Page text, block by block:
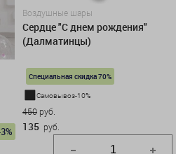
Воздушные шары
Сердце "С днем рождения"
(Далматинцы)
Специальная скидка 70%
Самовывоз-10%
450 руб.
135 руб.